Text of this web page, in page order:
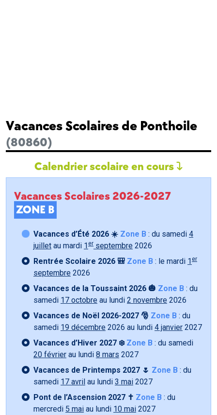
Vacances Scolaires de Ponthoile
(80860)
Calendrier scolaire en cours
Vacances Scolaires 2026-2027
ZONE B
Vacances d’Été 2026 ☀️ Zone B : du samedi 4
juillet au mardi 1 er septembre 2026
Rentrée Scolaire 2026 🎒 Zone B : le mardi 1 er
septembre 2026
Vacances de la Toussaint 2026 🎃 Zone B : du
samedi 17 octobre au lundi 2 novembre 2026
Vacances de Noël 2026-2027 🎅 Zone B : du
samedi 19 décembre 2026 au lundi 4 janvier 2027
Vacances d’Hiver 2027 ❄️ Zone B : du samedi
20 février au lundi 8 mars 2027
Vacances de Printemps 2027 🌷 Zone B : du
samedi 17 avril au lundi 3 mai 2027
Pont de l’Ascension 2027 ✝️ Zone B : du
mercredi 5 mai au lundi 10 mai 2027